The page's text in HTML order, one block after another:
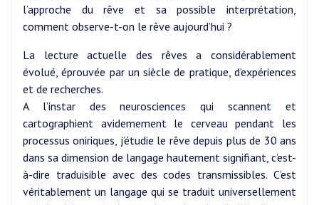
l’approche du rêve et sa possible interprétation,
comment observe-t-on le rêve aujourd’hui ?
La lecture actuelle des rêves a considérablement
évolué, éprouvée par un siècle de pratique, d’expériences
et de recherches.
A l’instar des neurosciences qui scannent et
cartographient avidemement le cerveau pendant les
processus oniriques, j’étudie le rêve depuis plus de 30 ans
dans sa dimension de langage hautement signifiant, c’est-
à-dire traduisible avec des codes transmissibles. C’est
véritablement un langage qui se traduit universellement